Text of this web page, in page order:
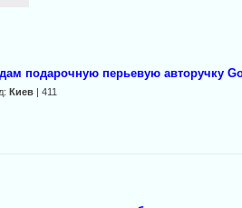
подарочную перьевую авторучку
Киев | 411